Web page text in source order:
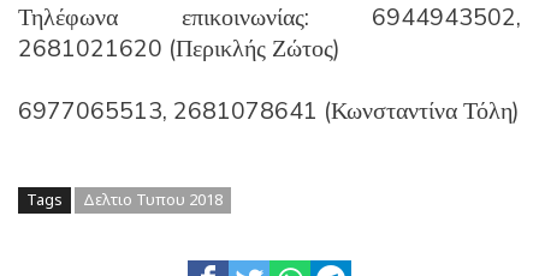
Τηλέφωνα επικοινωνίας: 6944943502,
2681021620 (Περικλής Ζώτος)
6977065513, 2681078641 (Κωνσταντίνα Τόλη)
Tags Δελτιο Τυπου 2018